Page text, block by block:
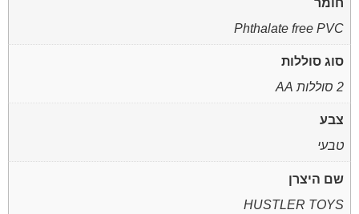
Phthalate free PVC
סוג סוללות
2 סוללות AA
צבע
טבעי
שם היצרן
HUSTLER TOYS